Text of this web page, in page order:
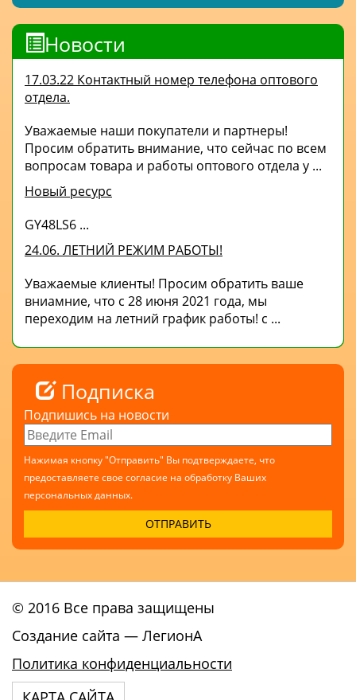
Новости
17.03.22 Контактный номер телефона оптового
отдела.
Уважаемые наши покупатели и партнеры!
Просим обратить внимание, что сейчас по всем
вопросам товара и работы оптового отдела у ...
Новый ресурс
GY48LS6 ...
24.06. ЛЕТНИЙ РЕЖИМ РАБОТЫ!
Уважаемые клиенты! Просим обратить ваше
вниамние, что с 28 июня 2021 года, мы
переходим на летний график работы! с ...
Подписка
Подпишись на новости
Нажимая кнопку "Отправить" Вы подтверждаете, что
предоставляете свое согласие на обработку Ваших
персональных данных.
© 2016 Все права защищены
Создание сайта — ЛегионА
Политика конфиденциальности